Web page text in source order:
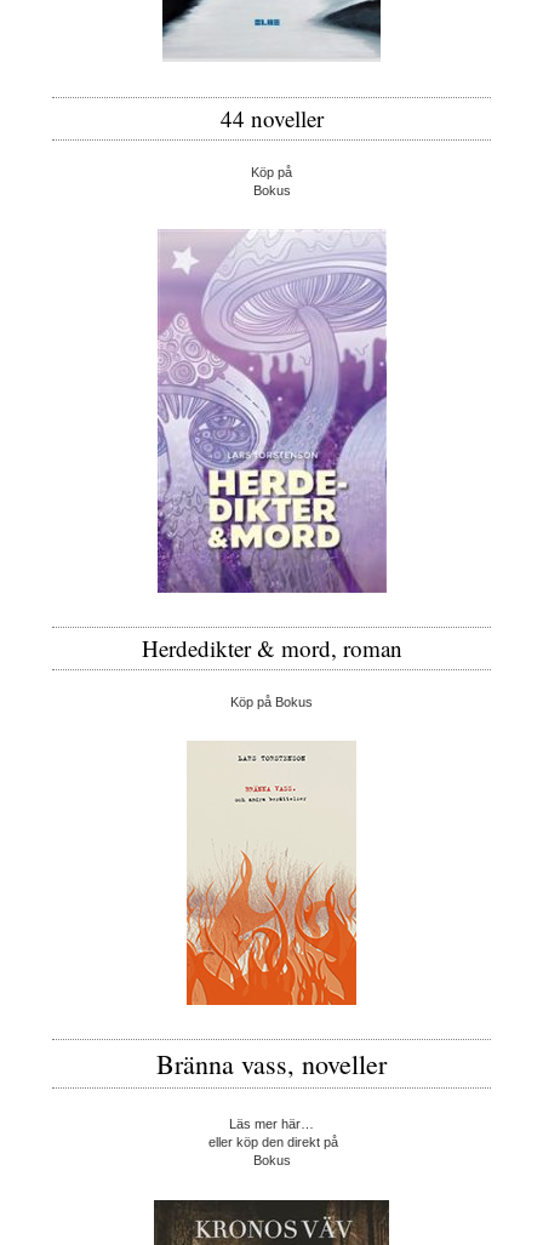
44 noveller
Köp på
Bokus
Herdedikter & mord, roman
Köp på Bokus
Bränna vass, noveller
Läs mer här…
eller köp den direkt på
Bokus